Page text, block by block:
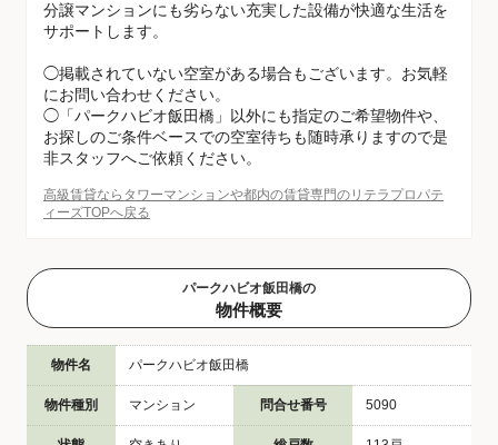
分譲マンションにも劣らない充実した設備が快適な生活を
サポートします。
◯掲載されていない空室がある場合もございます。お気軽
にお問い合わせください。
◯「パークハビオ飯田橋」以外にも指定のご希望物件や、
お探しのご条件ベースでの空室待ちも随時承りますので是
非スタッフへご依頼ください。
高級賃貸ならタワーマンションや都内の賃貸専門のリテラプロパテ
ィーズTOPへ戻る
パークハビオ飯田橋の
物件概要
物件名 パークハビオ飯田橋
物件種別 マンション 問合せ番号 5090